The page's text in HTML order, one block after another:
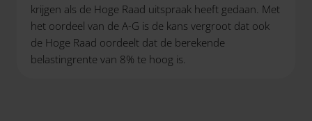
krijgen als de Hoge Raad uitspraak heeft gedaan. Met
het oordeel van de A-G is de kans vergroot dat ook
de Hoge Raad oordeelt dat de berekende
belastingrente van 8% te hoog is.